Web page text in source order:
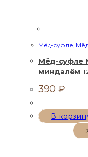
Мёд-суфле,
Мёд-суфле
миндалём
390 ₽
В